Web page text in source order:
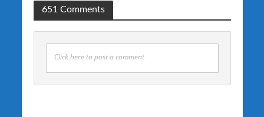
651 Comments
Click here to post a comment